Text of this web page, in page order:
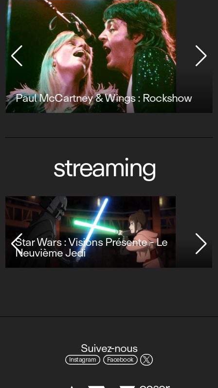
Paul McCartney & Wings : Rockshow
streaming
Star Wars : Visions Présente - Le
Neuvième Jedi
Suivez-nous
Instagram Facebook